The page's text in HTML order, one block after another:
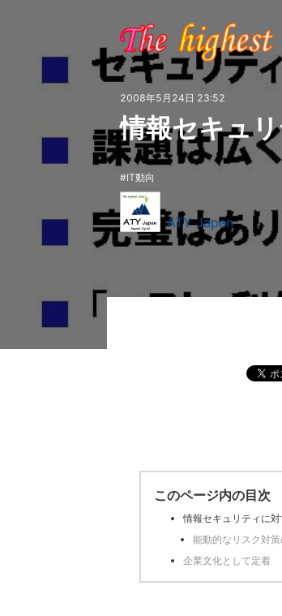
2008年5月24日 23:52
情報セキュ
IT動向
ATY Japan
このページ内の目次
情報セキュリティに
能動的なリスク対策
企業文化として定着